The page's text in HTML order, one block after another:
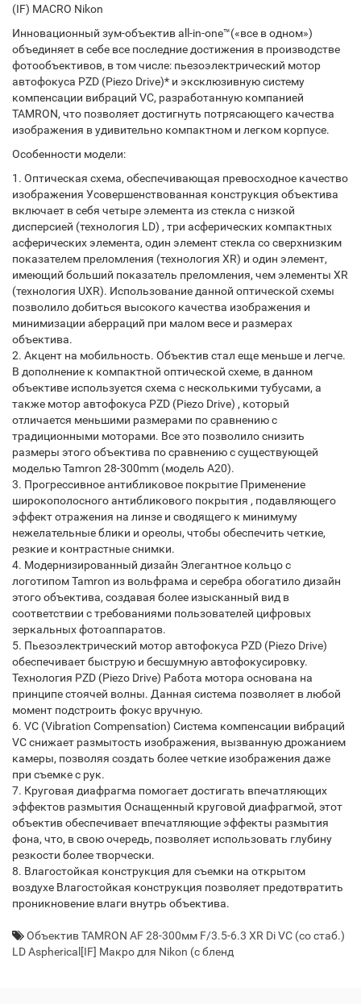
(IF) MACRO Nikon
Инновационный зум-объектив all-in-one™(«все в одном»)
объединяет в себе все последние достижения в производстве
фотообъективов, в том числе: пьезоэлектрический мотор
автофокуса PZD (Piezo Drive)* и эксклюзивную систему
компенсации вибраций VC, разработанную компанией
TAMRON, что позволяет достигнуть потрясающего качества
изображения в удивительно компактном и легком корпусе.
Особенности модели:
1. Оптическая схема, обеспечивающая превосходное качество
изображения Усовершенствованная конструкция объектива
включает в себя четыре элемента из стекла с низкой
дисперсией (технология LD) , три асферических компактных
асферических элемента, один элемент стекла со сверхнизким
показателем преломления (технология XR) и один элемент,
имеющий больший показатель преломления, чем элементы XR
(технология UXR). Использование данной оптической схемы
позволило добиться высокого качества изображения и
минимизации аберраций при малом весе и размерах
объектива.
2. Акцент на мобильность. Объектив стал еще меньше и легче.
В дополнение к компактной оптической схеме, в данном
объективе используется схема с несколькими тубусами, а
также мотор автофокуса PZD (Piezo Drive) , который
отличается меньшими размерами по сравнению с
традиционными моторами. Все это позволило снизить
размеры этого объектива по сравнению с существующей
моделью Tamron 28-300mm (модель A20).
3. Прогрессивное антибликовое покрытие Применение
широкополосного антибликового покрытия , подавляющего
эффект отражения на линзе и сводящего к минимуму
нежелательные блики и ореолы, чтобы обеспечить четкие,
резкие и контрастные снимки.
4. Модернизированный дизайн Элегантное кольцо с
логотипом Tamron из вольфрама и серебра обогатило дизайн
этого объектива, создавая более изысканный вид в
соответствии с требованиями пользователей цифровых
зеркальных фотоаппаратов.
5. Пьезоэлектрический мотор автофокуса PZD (Piezo Drive)
обеспечивает быструю и бесшумную автофокусировку.
Технология PZD (Piezo Drive) Работа мотора основана на
принципе стоячей волны. Данная система позволяет в любой
момент подстроить фокус вручную.
6. VC (Vibration Compensation) Система компенсации вибраций
VC снижает размытость изображения, вызванную дрожанием
камеры, позволяя создать более четкие изображения даже
при съемке с рук.
7. Круговая диафрагма помогает достигать впечатляющих
эффектов размытия Оснащенный круговой диафрагмой, этот
объектив обеспечивает впечатляющие эффекты размытия
фона, что, в свою очередь, позволяет использовать глубину
резкости более творчески.
8. Влагостойкая конструкция для съемки на открытом
воздухе Влагостойкая конструкция позволяет предотвратить
проникновение влаги внутрь объектива.
Объектив TAMRON AF 28-300мм F/3.5-6.3 XR Di VC (со стаб.)
LD Aspherical[IF] Макро для Nikon (с бленд